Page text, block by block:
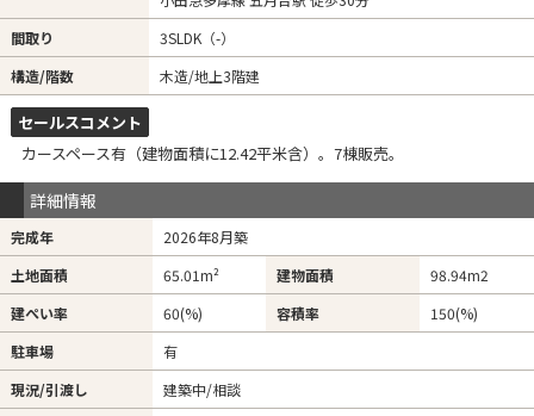
間取り
3SLDK（-）
構造/階数
木造/地上3階建
セールスコメント
カースペース有（建物面積に12.42平米含）。7棟販売。
詳細情報
完成年
2026年8月築
土地面積
65.01m² 建物面積 98.94m2
建ぺい率
60(%) 容積率
150(%)
駐車場
有
現況/引渡し
建築中/相談